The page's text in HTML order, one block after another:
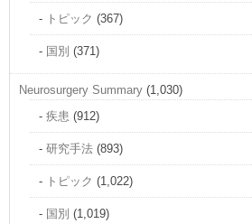
トピック (367)
国別 (371)
Neurosurgery Summary (1,030)
疾患 (912)
研究手法 (893)
トピック (1,022)
国別 (1,019)